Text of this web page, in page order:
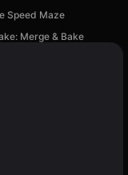
Speed Maze
Merge & Bake